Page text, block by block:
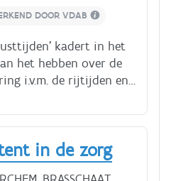
DOOR VDAB
kadert in het
het hebben over de
i.v.m. de rijtijden en
we ook: -
voor belangrijke
in de zorg